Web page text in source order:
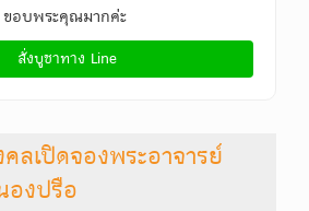
ขอบพระคุณมากค่ะ
สั่งบูชาทาง Line
ลเปิดจองพระอาจารย์
องปรือ